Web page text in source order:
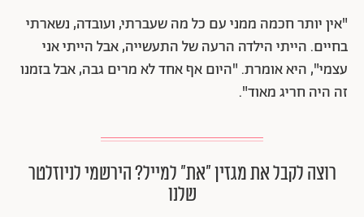
"אין יותר חכמה ממני עם כל מה שעברתי, ועובדה, נשארתי
בחיים. הייתי הילדה הרעה של התעשייה, אבל הייתי אני
עצמי", היא אומרת. "היום אף אחד לא מרים גבה, אבל בזמנו
זה היה חריג מאוד".
רוצה לקבל את מגזין ״את״ למייל? הירשמי לניוזלטר
שלנו